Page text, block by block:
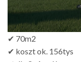
✔ 70m2
✔ koszt ok. 156tys